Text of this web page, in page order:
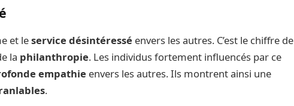
et leservice désintéressé envers les autres. C’est le chiffre de
la philanthropie. Les individus fortement influencés par ce
empathie envers les autres. Ils montrent ainsi une
.